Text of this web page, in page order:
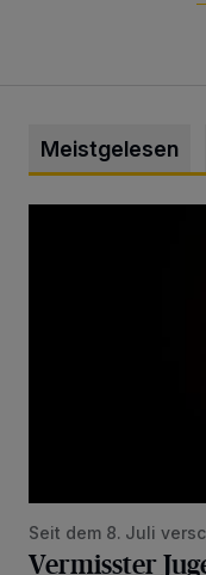
Meistgelesen
Seit dem 8. Juli
Vermisster